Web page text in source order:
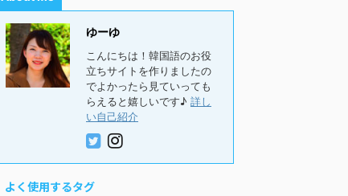
ゆーゆ
こんにちは！韓国語のお役
立ちサイトを作りましたの
でよかったら見ていっても
らえると嬉しいです♪ 詳し
い自己紹介
よく使用するタグ